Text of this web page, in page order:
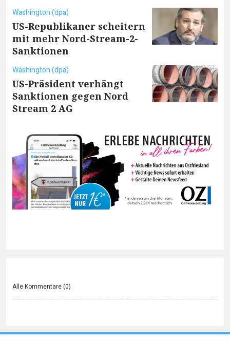
Washington (dpa)
US-Republikaner scheitern
mit mehr Nord-Stream-2-
Sanktionen
Washington (dpa)
US-Präsident verhängt
Sanktionen gegen Nord
Stream 2 AG
Alle Kommentare (0)